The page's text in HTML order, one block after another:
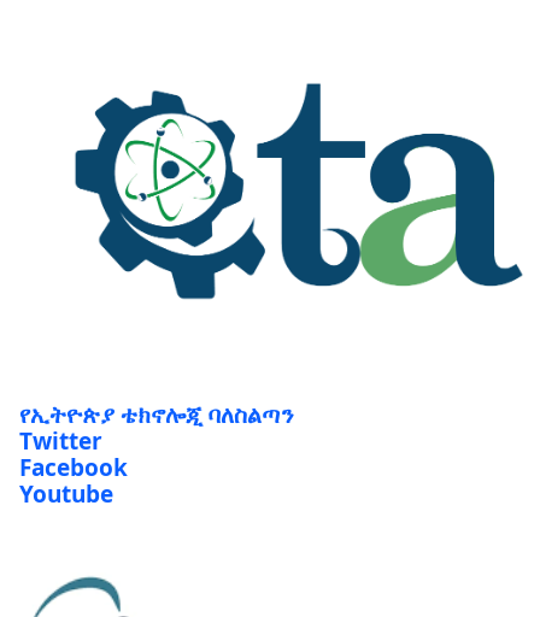
የኢትዮጵያ ቴክኖሎጂ ባለስልጣን
Twitter
Facebook
Youtube